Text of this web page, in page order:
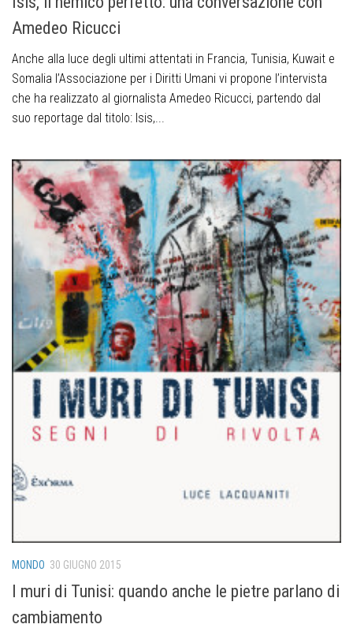
Amedeo Ricucci
Anche alla luce degli ultimi attentati in Francia, Tunisia, Kuwait e
Somalia l’Associazione per i Diritti Umani vi propone l’intervista
che ha realizzato al giornalista Amedeo Ricucci, partendo dal
suo reportage dal titolo: Isis,...
MONDO 30 GIUGNO 2015
I muri di Tunisi: quando anche le pietre parlano di
cambiamento